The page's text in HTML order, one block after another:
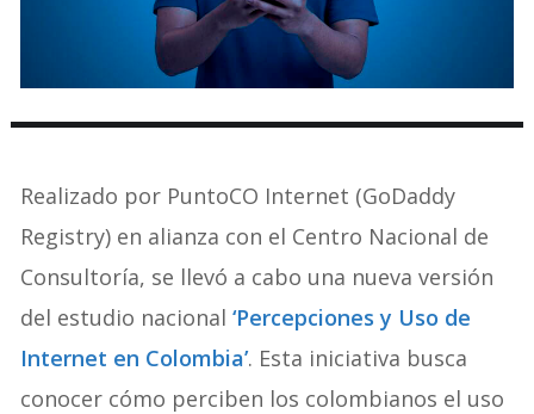
Realizado por PuntoCO Internet (GoDaddy
Registry) en alianza con el Centro Nacional de
Consultoría, se llevó a cabo una nueva versión
del estudio nacional‘Percepciones y Uso de
Internet en Colombia’. Esta iniciativa busca
conocer cómo perciben los colombianos el uso